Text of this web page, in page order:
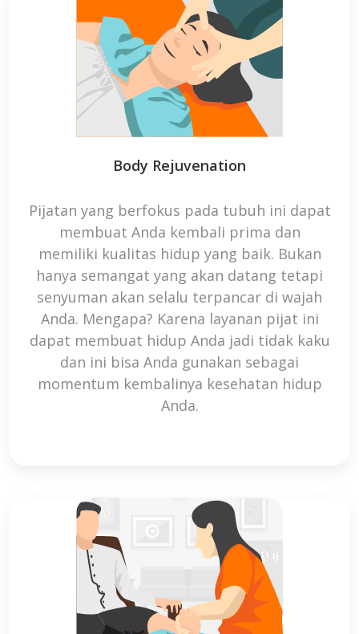
Body Rejuvenation
Pijatan yang berfokus pada tubuh ini dapat
membuat Anda kembali prima dan
memiliki kualitas hidup yang baik. Bukan
hanya semangat yang akan datang tetapi
senyuman akan selalu terpancar di wajah
Anda. Mengapa? Karena layanan pijat ini
dapat membuat hidup Anda jadi tidak kaku
dan ini bisa Anda gunakan sebagai
momentum kembalinya kesehatan hidup
Anda.